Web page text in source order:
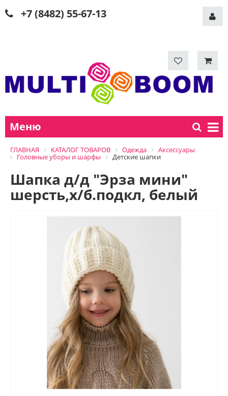
+7 (8482) 55-67-13
Меню
ГЛАВНАЯ КАТАЛОГ ТОВАРОВ Одежда
Аксессуары
Головные уборы и шарфы
Детские шапки
Шапка д/д "Эрза мини"
шерсть,х/б.подкл, белый